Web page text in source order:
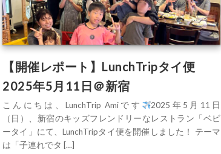
【開催レポート】LunchTripタイ便
2025年5月11日＠新宿
こんにちは、LunchTrip Amiです
2025年5月11日
（日）、新宿のキッズフレンドリーなレストラン「ベビ
ータイ」にて、LunchTripタイ便を開催しました！ テーマ
は「子連れでタ […]